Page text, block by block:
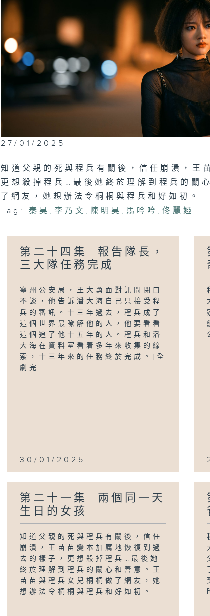
27/01/2025
知道父親的死與程兵有關後，信任崩潰，王
更想殺掉程兵…最後她終於理解到程兵的關
了網友，她想辦法令桐桐與程兵和好如初。
Tag:
秦昊 , 李乃文 , 陳明昊 , 馬吟吟 ,佟麗婭
第二十四集: 報告隊長，
三大隊任務完成
寧州公安局，王大勇面對訊問閉口
不談，他告訴潘大海自己只接受程
兵的審訊。十三年過去，程兵成了
這個世界最瞭解他的人，他要看看
這個追了他十五年的人。程兵和潘
大海在資料室看着多年來收集的線
索，十三年來的任務終於完成。[全
劇完]
30/01/2025
第二十一集: 兩個同一天
生日的女孩
知道父親的死與程兵有關後，信任
崩潰，王苗苗變本加厲地恢復到過
去的樣子，更想殺掉程兵…最後她
終於理解到程兵的關心和善意。王
苗苗與程兵女兒桐桐做了網友，她
想辦法令桐桐與程兵和好如初。